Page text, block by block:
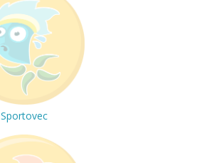
Sportovec